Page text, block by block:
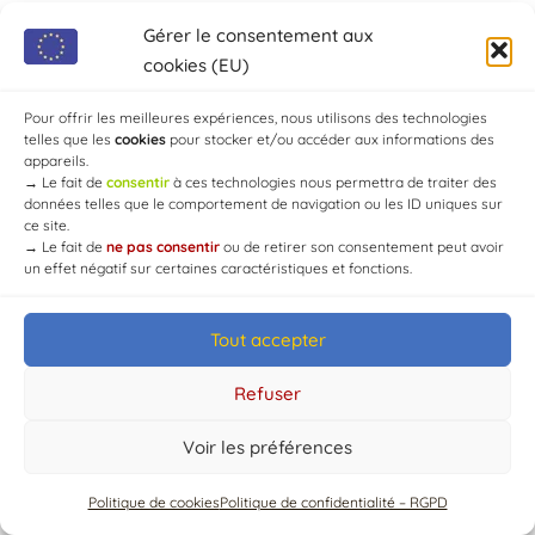
Gérer le consentement aux
cookies (EU)
Pour offrir les meilleures expériences, nous utilisons des technologies
telles que les cookies pour stocker et/ou accéder aux informations des
appareils.
→ Le fait de consentir à ces technologies nous permettra de traiter des
données telles que le comportement de navigation ou les ID uniques sur
ce site.
→ Le fait de ne pas consentir ou de retirer son consentement peut avoir
un effet négatif sur certaines caractéristiques et fonctions.
Tout accepter
Refuser
Voir les préférences
Politique de cookiesPolitique de confidentialité – RGPD
© Mairie de Chaource [2004-2024] | Tous droits réservés.
Developed byWEB3-DESIGN